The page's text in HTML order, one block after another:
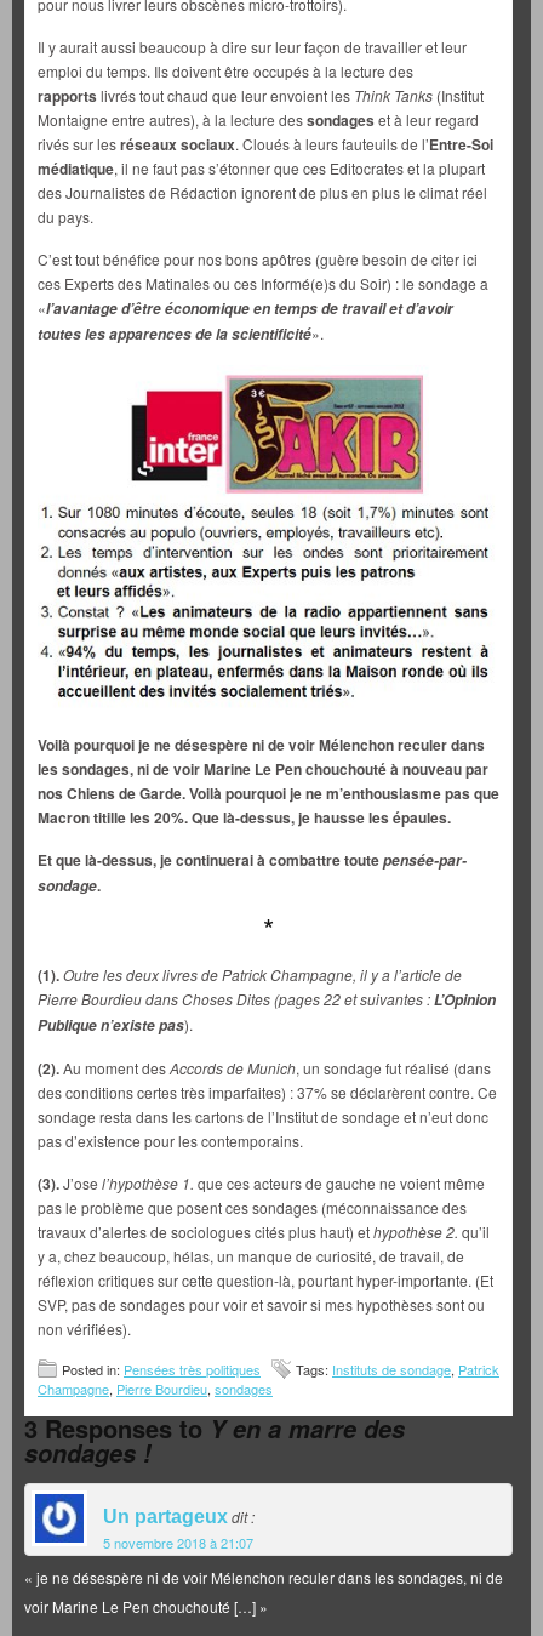
pour nous livrer leurs obscènes micro-trottoirs).
Il y aurait aussi beaucoup à dire sur leur façon de travailler et leur
emploi du temps. Ils doivent être occupés à la lecture des
rapports livrés tout chaud que leur envoient les Think Tanks (Institut
Montaigne entre autres), à la lecture dessondages et à leur regard
rivés sur lesréseaux sociaux. Cloués à leurs fauteuils de l’Entre-Soi
médiatique, il ne faut pas s’étonner que ces Editocrates et la plupart
des Journalistes de Rédaction ignorent de plus en plus le climat réel
du pays.
C’est tout bénéfice pour nos bons apôtres (guère besoin de citer ici
ces Experts des Matinales ou ces Informé(e)s du Soir) : le sondage a
«l’avantage d’être économique en temps de travail et d’avoir
toutes les apparences de la scientificité».
Voilà pourquoi je ne désespère ni de voir Mélenchon reculer dans
les sondages, ni de voir Marine Le Pen chouchouté à nouveau par
nos Chiens de Garde. Voilà pourquoi je ne m’enthousiasme pas que
Macron titille les 20%. Que là-dessus, je hausse les épaules.
Et que là-dessus, je continuerai à combattre toutepensée-par-
sondage.
*
(1).Outre les deux livres de Patrick Champagne, il y a l’article de
Pierre Bourdieu dans Choses Dites (pages 22 et suivantes :L’Opinion
Publique n’existe pas).
(2).Au moment desAccords de Munich, un sondage fut réalisé (dans
des conditions certes très imparfaites) : 37% se déclarèrent contre. Ce
sondage resta dans les cartons de l’Institut de sondage et n’eut donc
pas d’existence pour les contemporains.
(3).J’ose l’hypothèse 1. que ces acteurs de gauche ne voient même
pas le problème que posent ces sondages (méconnaissance des
travaux d’alertes de sociologues cités plus haut) ethypothèse 2. qu’il
y a, chez beaucoup, hélas, un manque de curiosité, de travail, de
réflexion critiques sur cette question-là, pourtant hyper-importante. (Et
SVP, pas de sondages pour voir et savoir si mes hypothèses sont ou
non vérifiées).
Posted in: Pensées très politiques Tags: Instituts de sondage, Patrick
Champagne, Pierre Bourdieu, sondages
3 Responses toY en a marre des
sondages !
Un partageuxdit :
5 novembre 2018 à 21:07
« je ne désespère ni de voir Mélenchon reculer dans les sondages, ni de
voir Marine Le Pen chouchouté […] »